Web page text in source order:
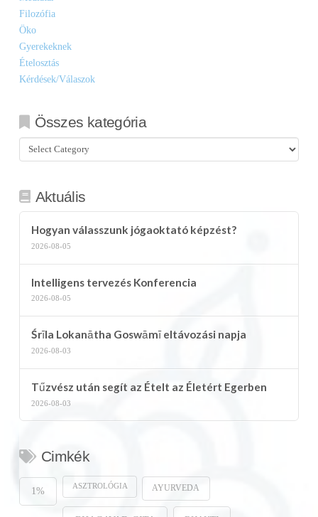
Filozófia
Öko
Gyerekeknek
Ételosztás
Kérdések/Válaszok
Összes kategória
Összes
kategória
Aktuális
Hogyan válasszunk jógaoktató képzést?
2026-08-05
Intelligens tervezés Konferencia
2026-08-05
Śrīla Lokanātha Goswāmī eltávozási napja
2026-08-03
Tűzvész után segít az Ételt az Életért Egerben
2026-08-03
Cimkék
1% ASZTROLÓGIA AYURVEDA